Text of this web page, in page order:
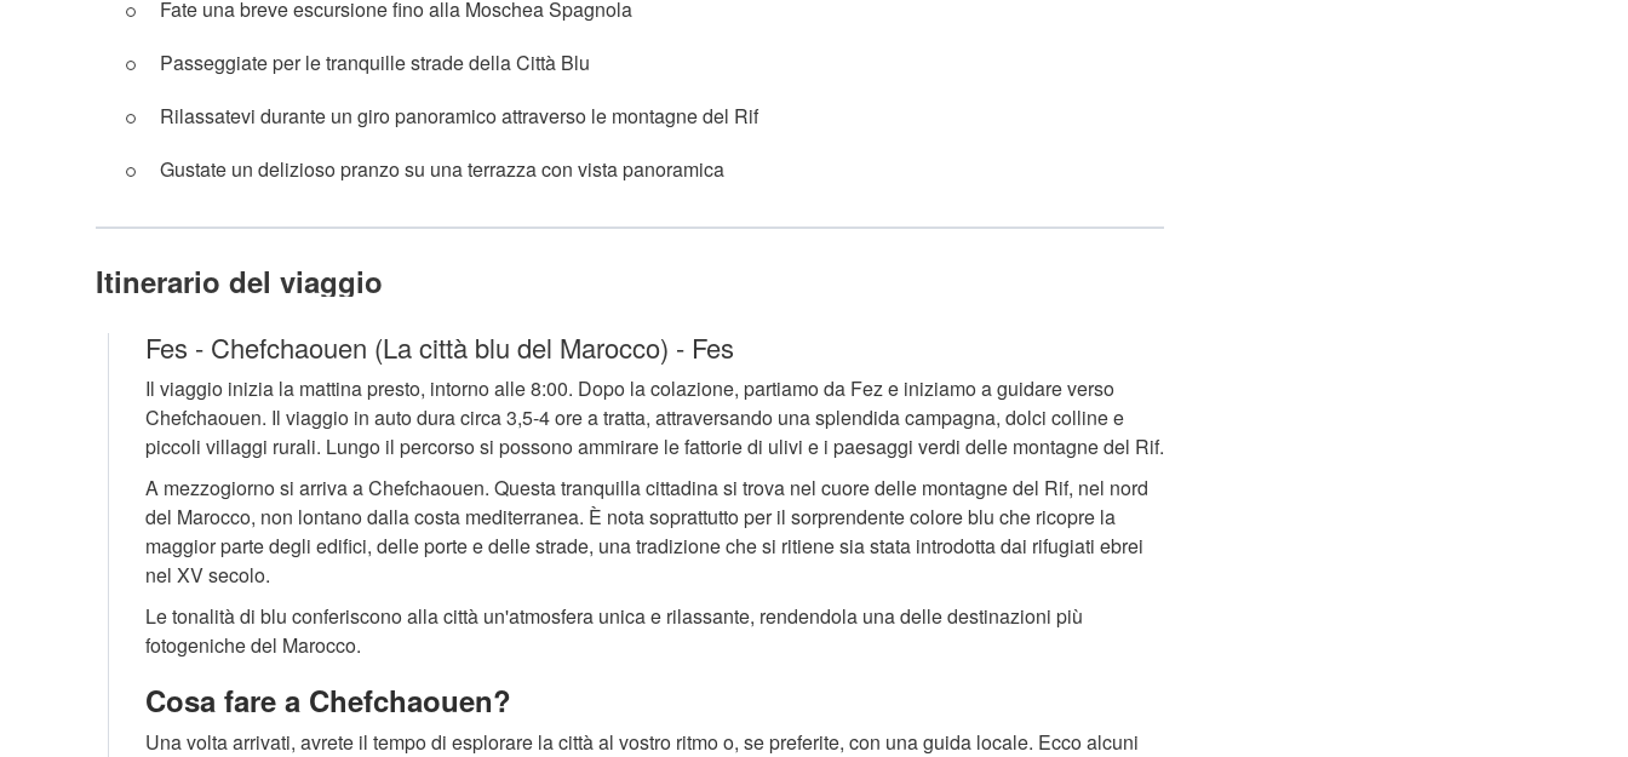
Fate una breve escursione fino alla Moschea Spagnola
Passeggiate per le tranquille strade della Città Blu
Rilassatevi durante un giro panoramico attraverso le montagne del Rif
Gustate un delizioso pranzo su una terrazza con vista panoramica
Itinerario del viaggio
Fes - Chefchaouen (La città blu del Marocco) - Fes
Il viaggio inizia la mattina presto, intorno alle 8:00. Dopo la colazione, partiamo da Fez e iniziamo a guidare verso
Chefchaouen. Il viaggio in auto dura circa 3,5-4 ore a tratta, attraversando una splendida campagna, dolci colline e
piccoli villaggi rurali. Lungo il percorso si possono ammirare le fattorie di ulivi e i paesaggi verdi delle montagne del Rif.
A mezzogiorno si arriva a Chefchaouen. Questa tranquilla cittadina si trova nel cuore delle montagne del Rif, nel nord
del Marocco, non lontano dalla costa mediterranea. È nota soprattutto per il sorprendente colore blu che ricopre la
maggior parte degli edifici, delle porte e delle strade, una tradizione che si ritiene sia stata introdotta dai rifugiati ebrei
nel XV secolo.
Le tonalità di blu conferiscono alla città un'atmosfera unica e rilassante, rendendola una delle destinazioni più
fotogeniche del Marocco.
Cosa fare a Chefchaouen?
Una volta arrivati, avrete il tempo di esplorare la città al vostro ritmo o, se preferite, con una guida locale. Ecco alcuni